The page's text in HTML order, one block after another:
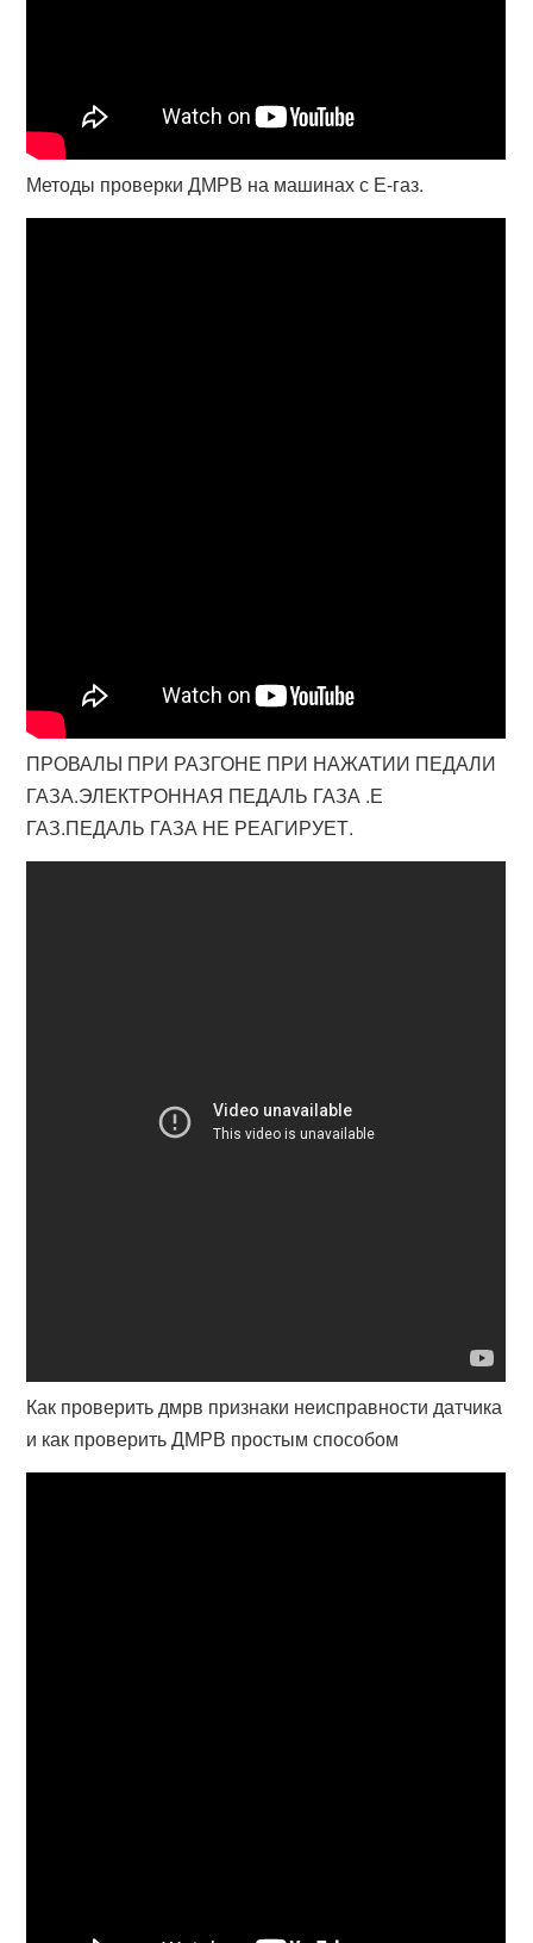
Методы проверки ДМРВ на машинах с Е-газ.
ПРОВАЛЫ ПРИ РАЗГОНЕ ПРИ НАЖАТИИ ПЕДАЛИ
ГАЗА.ЭЛЕКТРОННАЯ ПЕДАЛЬ ГАЗА .Е
ГАЗ.ПЕДАЛЬ ГАЗА НЕ РЕАГИРУЕТ.
Как проверить дмрв признаки неисправности датчика
и как проверить ДМРВ простым способом